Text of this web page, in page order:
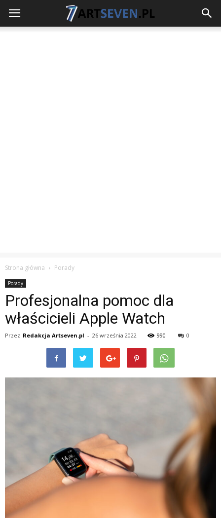
Strona główna Porady
Porady
Profesjonalna pomoc dla
właścicieli Apple Watch
Przez Redakcja Artseven.pl - 26 września 2022 990 0